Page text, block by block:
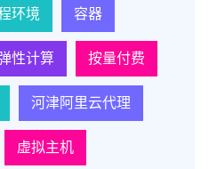
环境 容器
性计算 按量付费
河津阿里云代理
虚拟主机